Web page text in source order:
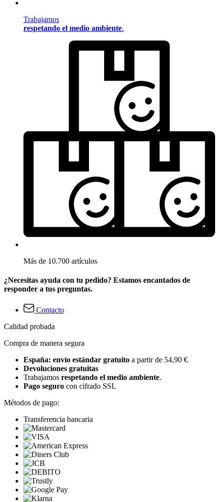
Trabajamos
respetando el medio ambiente.
Más de 10.700 artículos
¿Necesitas ayuda con tu pedido? Estamos encantados de
responder a tus preguntas.
Contacto
Calidad probada
Compra de manera segura
España: envío estándar gratuito a partir de 54,90 €
Devoluciones gratuitas
Trabajamos respetando el medio ambiente.
Pago seguro con cifrado SSL
Métodos de pago:
Transferencia bancaria